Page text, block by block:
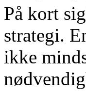
På kort
strategi.
ikke